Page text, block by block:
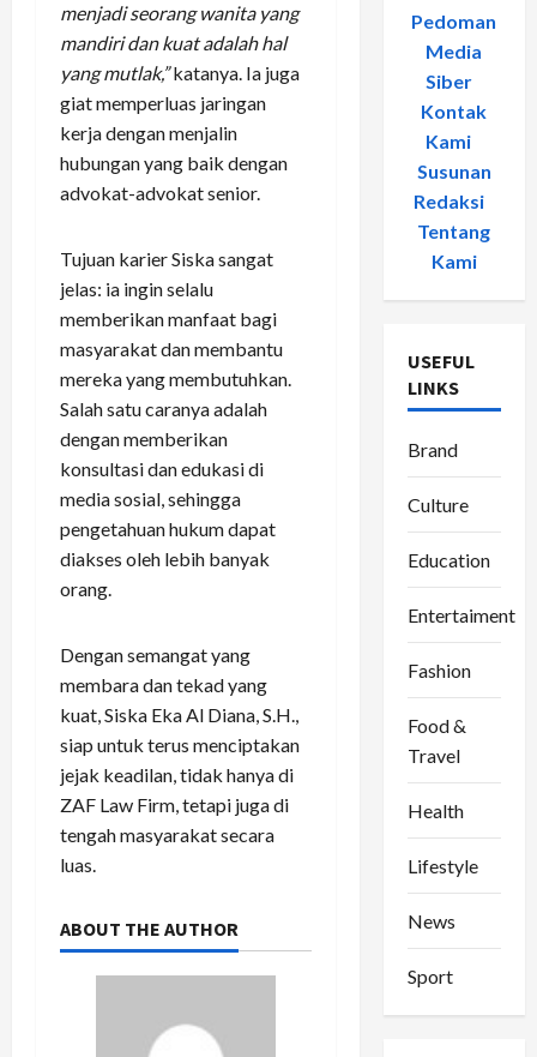
menjadi seorang wanita yang
mandiri dan kuat adalah hal
yang mutlak,”katanya. Ia juga
giat memperluas jaringan
kerja dengan menjalin
hubungan yang baik dengan
advokat-advokat senior.
Tujuan karier Siska sangat
jelas: ia ingin selalu
memberikan manfaat bagi
masyarakat dan membantu
mereka yang membutuhkan.
Salah satu caranya adalah
dengan memberikan
konsultasi dan edukasi di
media sosial, sehingga
pengetahuan hukum dapat
diakses oleh lebih banyak
orang.
Dengan semangat yang
membara dan tekad yang
kuat, Siska Eka Al Diana, S.H.,
siap untuk terus menciptakan
jejak keadilan, tidak hanya di
ZAF Law Firm, tetapi juga di
tengah masyarakat secara
luas.
ABOUT THE AUTHOR
Pedoman
Media
Siber-
Kontak
Kami
Susunan
Redaksi-
Tentang
Kami
USEFUL
LINKS
Brand
Culture
Education
Entertaiment
Fashion
Food &
Travel
Health
Lifestyle
News
Sport